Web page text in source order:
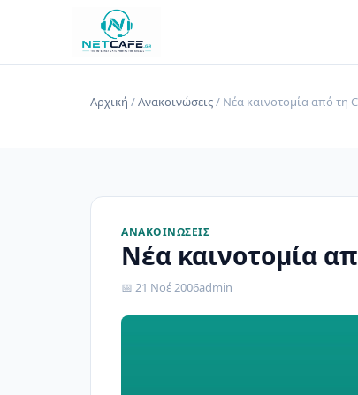
Αρχική /Ανακοινώσεις/ Νέα καινοτομία από τη
ΑΝΑΚΟΙΝΏΣΕΙΣ
Νέα καινοτομία
📅 21 Νοέ 2006admin